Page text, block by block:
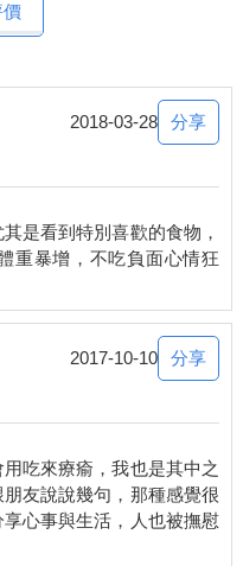
價
2018-03-28 分享
是看到特別喜歡的食物，
重暴增，不吃負面心情狂
2017-10-10 分享
吃來療瘉，我也是其中之
友說說幾句，那種感覺很
心事與生活，人也被撫慰